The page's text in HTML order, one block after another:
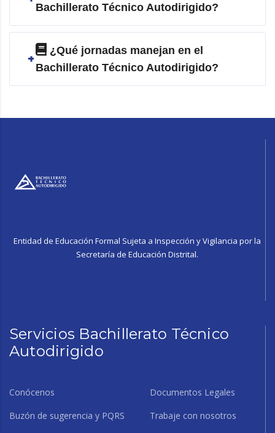
Bachillerato Técnico Autodirigido?
¿Qué jornadas manejan en el
Bachillerato Técnico Autodirigido?
Entidad de Educación Formal Sujeta a Inspección y Vigilancia por la
Secretaría de Educación Distrital.
Servicios Bachillerato Técnico
Autodirigido
Conócenos
Documentos Legales
Buzón de sugerencia y PQRS
Trabaje con nosotros